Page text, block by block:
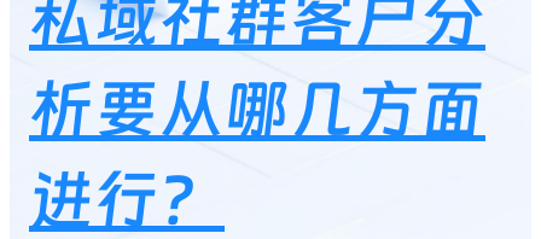
私域社群客户分
析要从哪几方面
进行？